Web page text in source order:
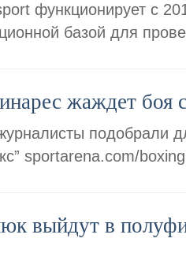
функционирует с
базой для
жаждет боя
подобрали
sportarena.com/
выйдут в